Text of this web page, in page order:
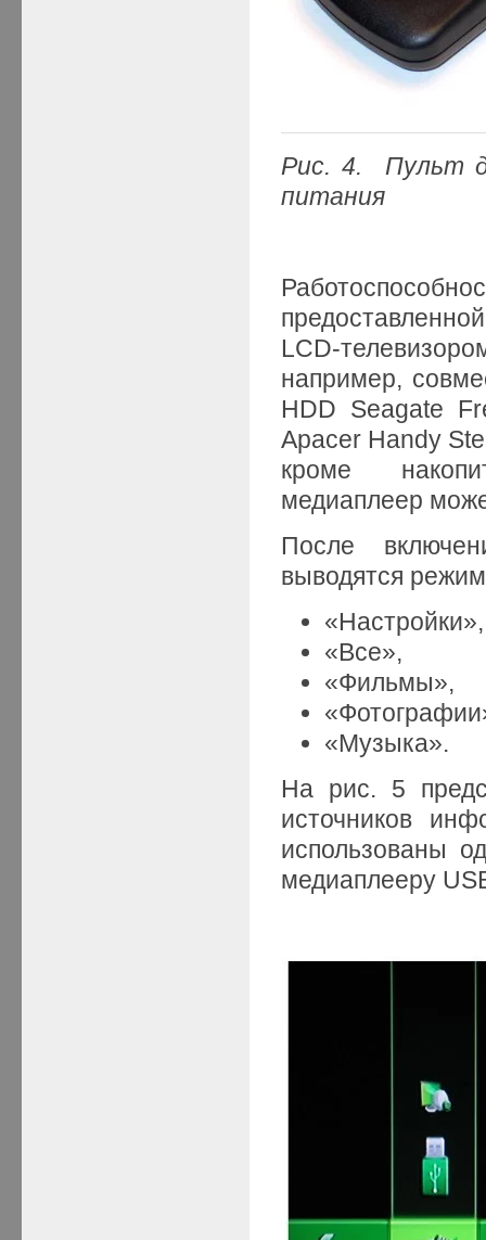
Рис. 4. Пульт
питания
LCD-
например,
HDD Seagate
Apacer Handy
кроме
медиаплеер
После
выводятся
«Настройки»,
«Все»,
«Фильмы»,
«Музыка».
На рис. 5
источников
использованы
медиаплееру